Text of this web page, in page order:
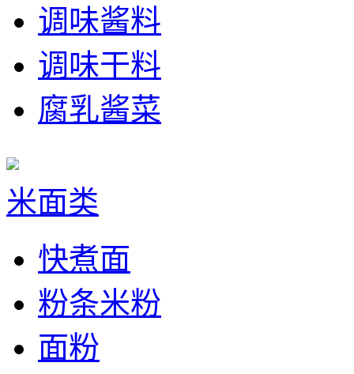
调味酱料
调味干料
腐乳酱菜
米面类
快煮面
粉条米粉
面粉